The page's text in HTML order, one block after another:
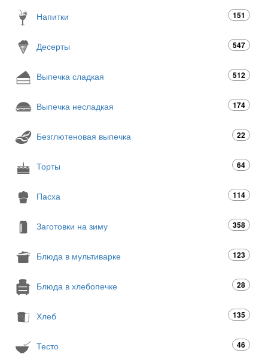
Напитки 151
Десерты 547
Выпечка сладкая 512
Выпечка несладкая 174
Безглютеновая выпечка 22
Торты 64
Пасха 114
Заготовки на зиму 358
Блюда в мультиварке 123
Блюда в хлебопечке 28
Хлеб 135
Тесто 46